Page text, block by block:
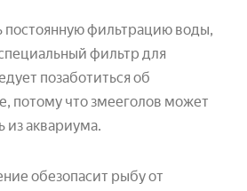
постоянную фильтрацию воды,
фильтр для
позаботиться об
потому что змееголов может
из аквариума.
обезопасит рыбу от